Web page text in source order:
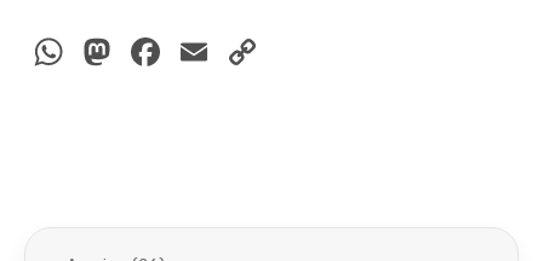
WhatsApp
Mastodon
Facebook
Email